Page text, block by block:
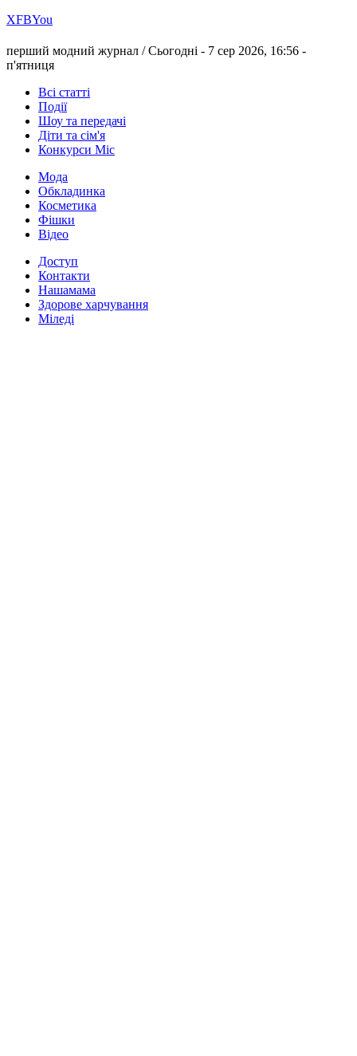
ХFBYou
перший модний журнал /Сьогодні - 7 сер 2026, 16:56 -
п'ятниця
Всі статті
Події
Шоу та передачі
Діти та сім'я
Конкурси Міс
Мода
Обкладинка
Косметика
Фішки
Відео
Доступ
Контакти
Нашамама
Здорове харчування
Міледі